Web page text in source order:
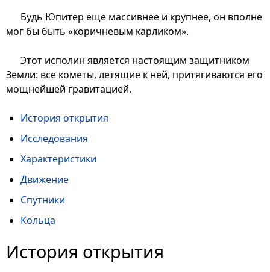
Будь Юпитер еще массивнее и крупнее, он вполне
мог бы быть «коричневым карликом».
Этот исполин является настоящим защитником
Земли: все кометы, летящие к ней, притягиваются его
мощнейшей гравитацией.
История открытия
Исследования
Характеристики
Движение
Спутники
Кольца
История открытия